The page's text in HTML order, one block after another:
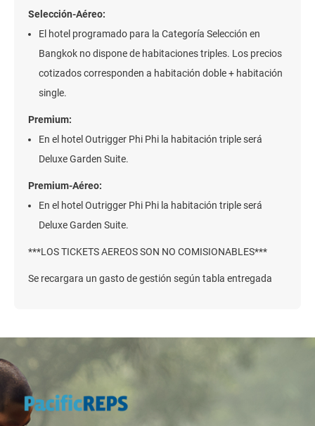
Selección-Aéreo:
El hotel programado para la Categoría Selección en
Bangkok no dispone de habitaciones triples. Los precios
cotizados corresponden a habitación doble + habitación
single.
Premium:
En el hotel Outrigger Phi Phi la habitación triple será
Deluxe Garden Suite.
Premium-Aéreo:
En el hotel Outrigger Phi Phi la habitación triple será
Deluxe Garden Suite.
***LOS TICKETS AEREOS SON NO COMISIONABLES***
Se recargara un gasto de gestión según tabla entregada